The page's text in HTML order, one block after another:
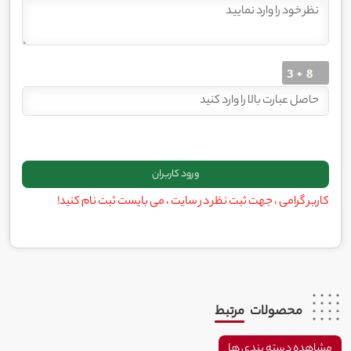
کاربر گرامی ، جهت ثبت نظر در سایت ، می بایست ثبت نام کنید!
محصولات مرتبط